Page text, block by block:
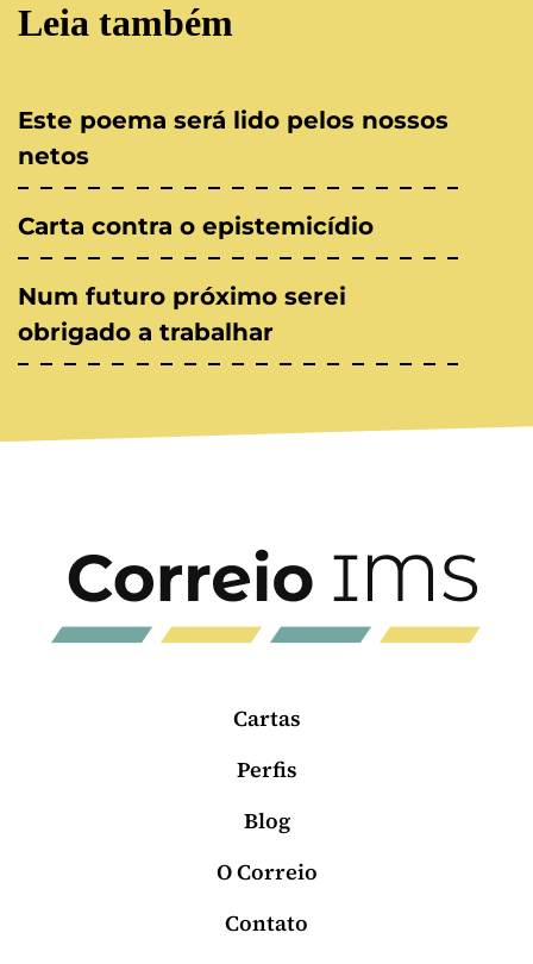
Leia também
Este poema será lido pelos nossos
netos
Carta contra o epistemicídio
Num futuro próximo serei
obrigado a trabalhar
Cartas
Perfis
Blog
O Correio
Contato